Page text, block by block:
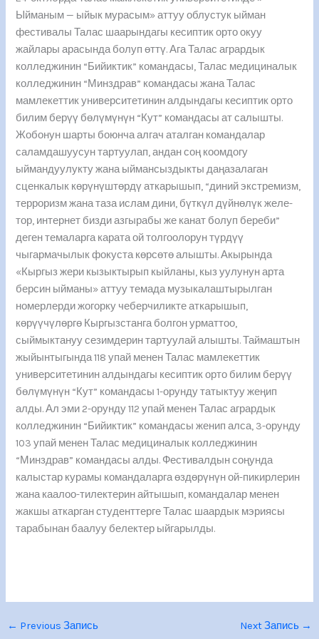
Ыйманым — ыйык мурасым» аттуу облустук ыйман
фестивалы Талас шаарындагы кесиптик орто окуу
жайлары арасында болуп өттү. Ага Талас агрардык
колледжинин “Бийиктик” командасы, Талас медициналык
колледжинин “Минздрав” командасы жана Талас
мамлекеттик университетинин алдындагы кесиптик орто
билим берүү бөлүмүнүн “Кут” командасы ат салышты.
Жобонун шарты боюнча алгач аталган командалар
саламдашуусун тартуулап, андан соң коомдогу
ыймандуулукту жана ыймансыздыкты даңазалаган
сценкалык көрүнүштөрдү аткарышып, “диний экстремизм,
терроризм жана таза ислам дини, бүткүл дүйнөлүк желе-
тор, интернет бизди азгырабы же канат болуп береби”
деген темаларга карата ой толгоолорун түрдүү
чыгармачылык фокуста көрсөтө алышты. Акырында
«Кыргыз жери кызыктырып кыйланы, кыз уулунун арта
берсин ыйманы» аттуу темада музыкалаштырылган
номерлерди жогорку чеберчиликте аткарышып,
көрүүчүлөргө Кыргызстанга болгон урматтоо,
сыймыктануу сезимдерин тартуулай алышты. Таймаштын
жыйынтыгында 118 упай менен Талас мамлекеттик
университетинин алдындагы кесиптик орто билим берүү
бөлүмүнүн “Кут” командасы 1-орунду татыктуу жеңип
алды. Ал эми 2-орунду 112 упай менен Талас агрардык
колледжинин “Бийиктик” командасы женип алса, 3-орунду
103 упай менен Талас медициналык колледжинин
“Минздрав” командасы алды. Фестивалдын соңунда
калыстар курамы командаларга өздөрүнүн ой-пикирлерин
жана каалоо-тилектерин айтышып, командалар менен
жакшы аткарган студенттерге Талас шаардык мэриясы
тарабынан баалуу белектер ыйгарылды.
← Previous Запись Next Запись →